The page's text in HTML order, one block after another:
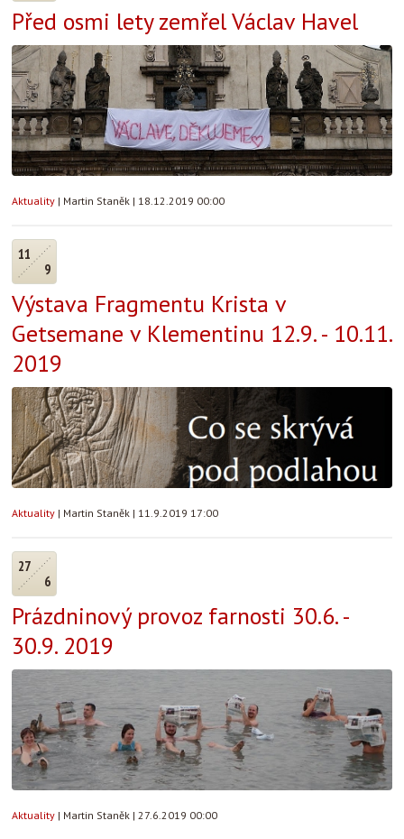
Před osmi lety zemřel Václav Havel
Aktuality | Martin Staněk | 18.12.2019 00:00
11
9
Výstava Fragmentu Krista v
Getsemane v Klementinu 12.9. - 10.11.
2019
Aktuality | Martin Staněk | 11.9.2019 17:00
27
6
Prázdninový provoz farnosti 30.6. -
30.9. 2019
Aktuality | Martin Staněk | 27.6.2019 00:00